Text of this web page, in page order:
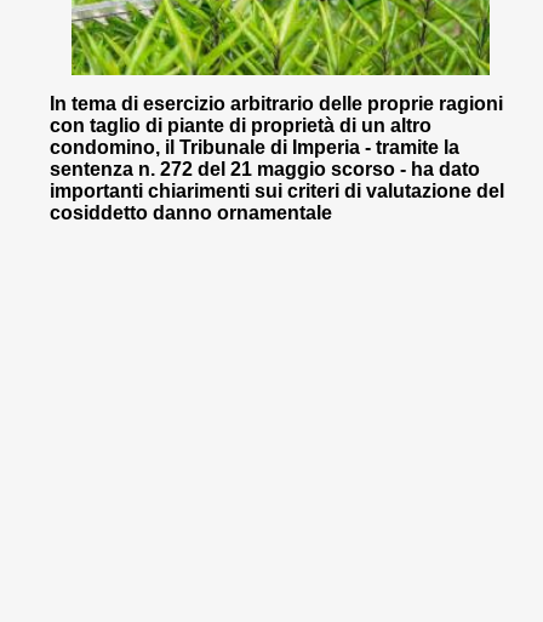
In tema di esercizio arbitrario delle proprie ragioni
con taglio di piante di proprietà di un altro
condomino, il Tribunale di Imperia - tramite la
sentenza n. 272 del 21 maggio scorso - ha dato
importanti chiarimenti sui criteri di valutazione del
cosiddetto danno ornamentale